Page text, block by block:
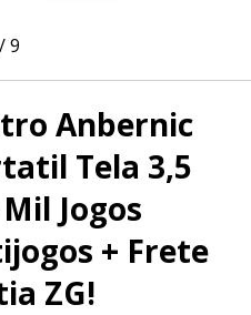
/9
Anbernic
Tela 3,5
Jogos
+ Frete
ZG!